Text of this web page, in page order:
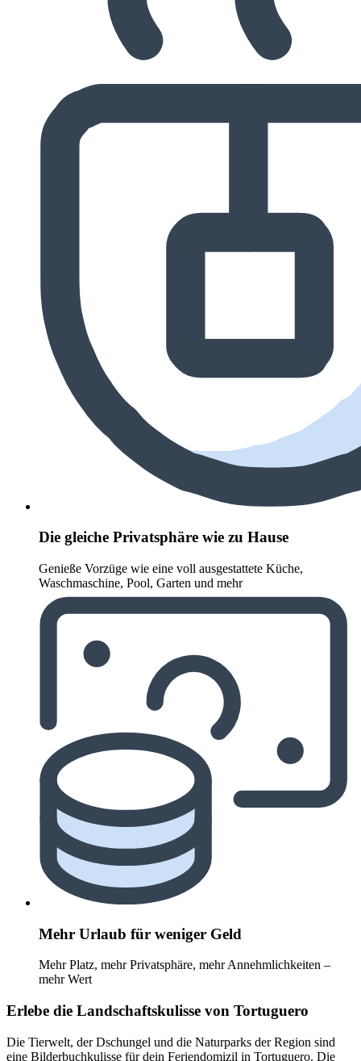
Die gleiche Privatsphäre wie zu Hause
Genieße Vorzüge wie eine voll ausgestattete Küche,
Waschmaschine, Pool, Garten und mehr
Mehr Urlaub für weniger Geld
Mehr Platz, mehr Privatsphäre, mehr Annehmlichkeiten –
mehr Wert
Erlebe die Landschaftskulisse von Tortuguero
Die Tierwelt, der Dschungel und die Naturparks der Region sind
eine Bilderbuchkulisse für dein Feriendomizil in Tortuguero. Die